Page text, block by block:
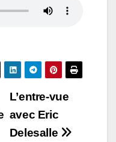
L’entre-vue
avec Eric
Delesalle